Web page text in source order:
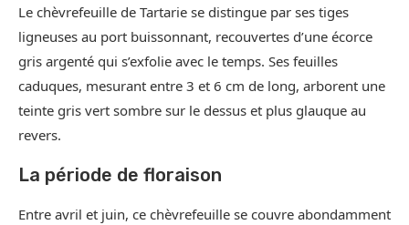
Le chèvrefeuille de Tartarie se distingue par ses tiges
ligneuses au port buissonnant, recouvertes d’une écorce
gris argenté qui s’exfolie avec le temps. Ses feuilles
caduques, mesurant entre 3 et 6 cm de long, arborent une
teinte gris vert sombre sur le dessus et plus glauque au
revers.
La période de floraison
Entre avril et juin, ce chèvrefeuille se couvre abondamment